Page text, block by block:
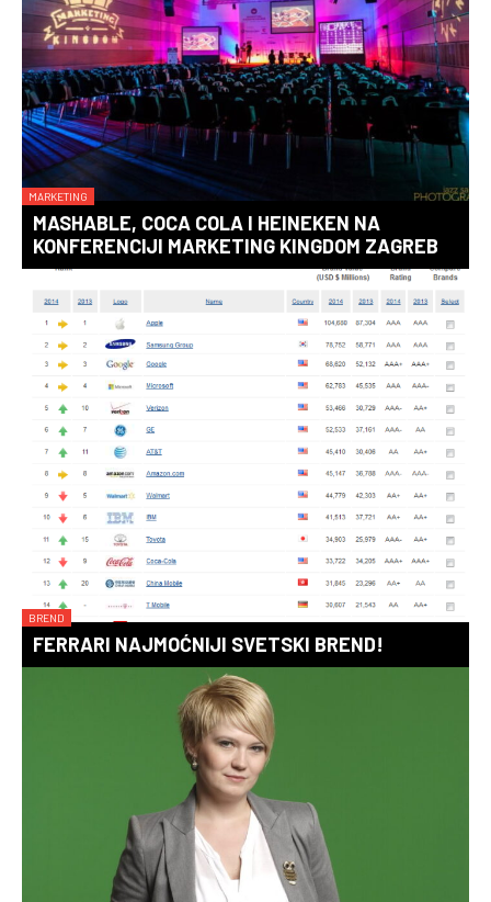
MARKETING
MASHABLE, COCA COLA I HEINEKEN NA
KONFERENCIJI MARKETING KINGDOM ZAGREB
BREND
FERRARI NAJMOĆNIJI SVETSKI BREND!